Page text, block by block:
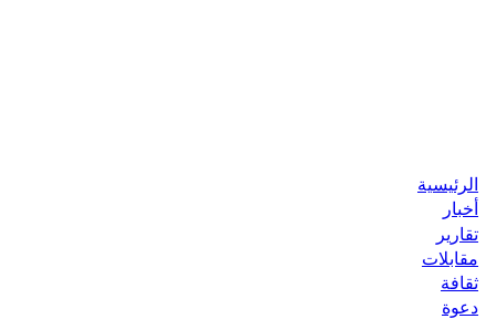
الرئيسية
أخبار
تقارير
مقابلات
ثقافة
دعوة